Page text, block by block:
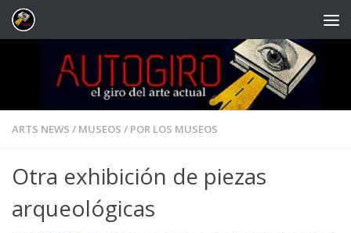
Saltar al contenido
ARTS NEWS / MUSEOS / POR LOS MUSEOS
Otra exhibición de piezas
arqueológicas